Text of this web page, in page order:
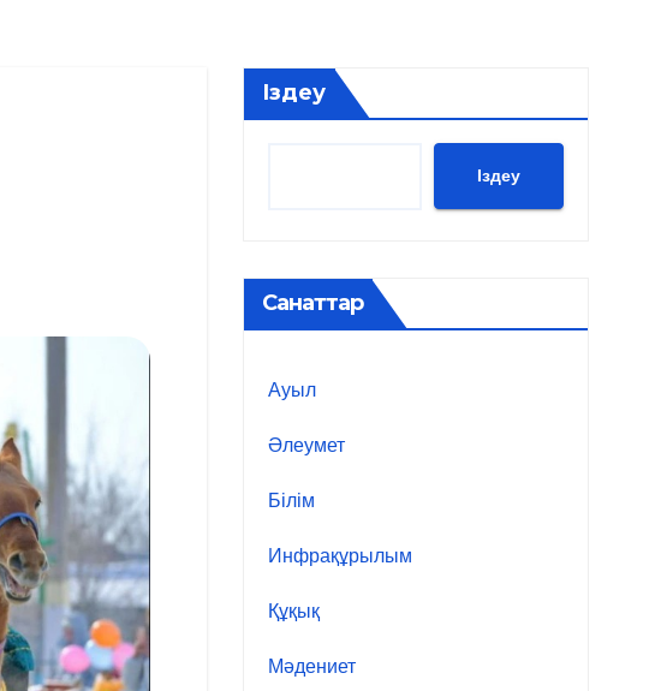
Іздеу
Іздеу
Санаттар
Ауыл
Әлеумет
Білім
Инфрақұрылым
Құқық
Мәдениет